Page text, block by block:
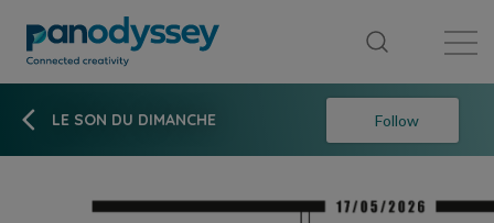
LE SON DU DIMANCHE Follow